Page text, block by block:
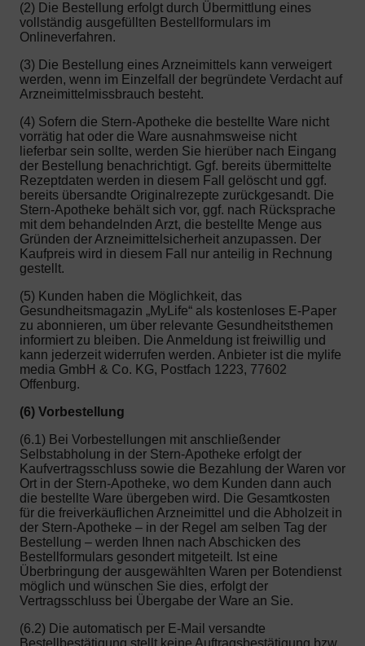
(2) Die Bestellung erfolgt durch Übermittlung eines
vollständig ausgefüllten Bestellformulars im
Onlineverfahren.
(3) Die Bestellung eines Arzneimittels kann verweigert
werden, wenn im Einzelfall der begründete Verdacht auf
Arzneimittelmissbrauch besteht.
(4) Sofern die Stern-Apotheke die bestellte Ware nicht
vorrätig hat oder die Ware ausnahmsweise nicht
lieferbar sein sollte, werden Sie hierüber nach Eingang
der Bestellung benachrichtigt. Ggf. bereits übermittelte
Rezeptdaten werden in diesem Fall gelöscht und ggf.
bereits übersandte Originalrezepte zurückgesandt. Die
Stern-Apotheke behält sich vor, ggf. nach Rücksprache
mit dem behandelnden Arzt, die bestellte Menge aus
Gründen der Arzneimittelsicherheit anzupassen. Der
Kaufpreis wird in diesem Fall nur anteilig in Rechnung
gestellt.
(5) Kunden haben die Möglichkeit, das
Gesundheitsmagazin „MyLife“ als kostenloses E-Paper
zu abonnieren, um über relevante Gesundheitsthemen
informiert zu bleiben. Die Anmeldung ist freiwillig und
kann jederzeit widerrufen werden. Anbieter ist die mylife
media GmbH & Co. KG, Postfach 1223, 77602
Offenburg.
(6) Vorbestellung
(6.1) Bei Vorbestellungen mit anschließender
Selbstabholung in der Stern-Apotheke erfolgt der
Kaufvertragsschluss sowie die Bezahlung der Waren vor
Ort in der Stern-Apotheke, wo dem Kunden dann auch
die bestellte Ware übergeben wird. Die Gesamtkosten
für die freiverkäuflichen Arzneimittel und die Abholzeit in
der Stern-Apotheke – in der Regel am selben Tag der
Bestellung – werden Ihnen nach Abschicken des
Bestellformulars gesondert mitgeteilt. Ist eine
Überbringung der ausgewählten Waren per Botendienst
möglich und wünschen Sie dies, erfolgt der
Vertragsschluss bei Übergabe der Ware an Sie.
(6.2) Die automatisch per E-Mail versandte
Bestellbestätigung stellt keine Auftragsbestätigung bzw.